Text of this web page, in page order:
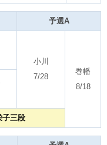
予選A
小川
7/28
巻幡
8/18
子三段